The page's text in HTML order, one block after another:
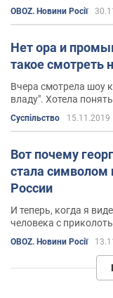
OBOZ. Новини Росії
Нет ора и
такое смотреть
Вчера смотрела шоу
владу". Хотела
закон о продаже земли
Суспільство 15.11.2019
Вот почему
стала символом
России
И теперь, когда я
человека с
он за него заплатил.
навязали
OBOZ. Новини Росії